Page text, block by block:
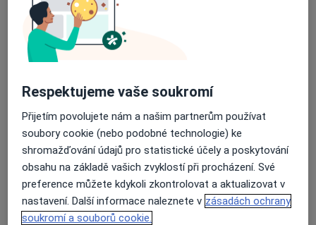
Dostupnost
Co mám v takové situaci udělat?
Způsoby platby (soukromé návštěvy)
Na teto adrese lékař přijímá pacienty na pojišťovnu
Detaily
Více
Respektujeme vaše soukromí
Přijetím povolujete nám a našim partnerům používat
soubory cookie (nebo podobné technologie) ke
shromažďování údajů pro statistické účely a poskytování
obsahu na základě vašich zvyklostí při procházení. Své
preference můžete kdykoli zkontrolovat a aktualizovat v
nastavení. Další informace naleznete v zásadách ochrany
soukromí a souborů cookie.